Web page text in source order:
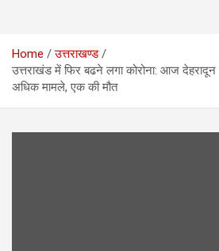
Home
उत्तराखण्ड
उत्तराखंड में फिर बढने लगा कोरोना: आज
अधिक मामले, एक की मौत